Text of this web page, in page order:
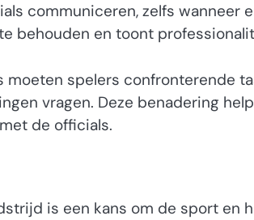
communiceren, zelfs wanneer
behouden en toont
spelers confronterende
vragen. Deze benadering
de officials.
is een kans om de sport en